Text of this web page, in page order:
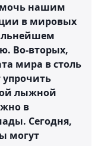
нашим
в мировых
Во-вторых,
мира в столь
лыжной
в
Сегодня,
могут